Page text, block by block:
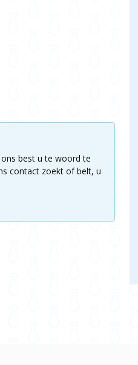
best u te woord te
contact zoekt of belt, u